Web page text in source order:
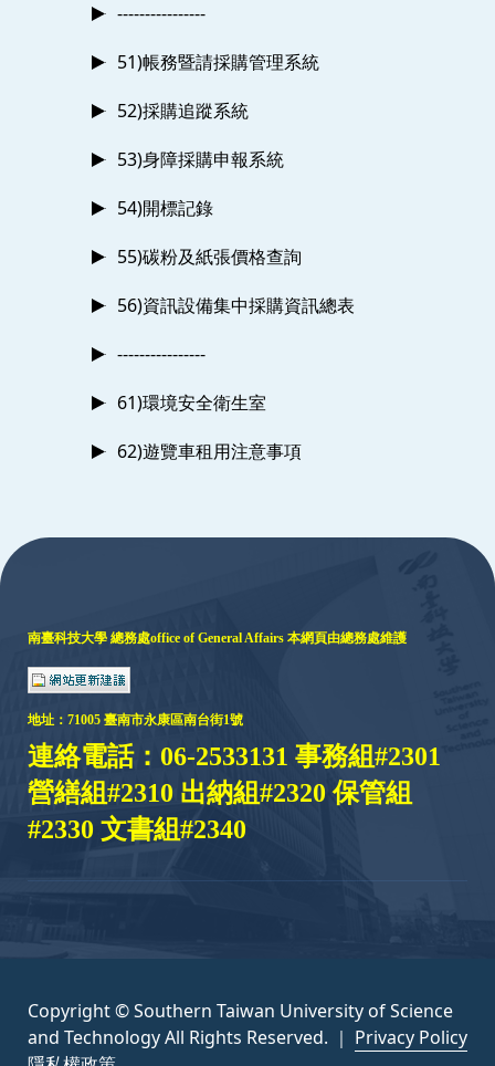
----------------
51)帳務暨請採購管理系統
52)採購追蹤系統
53)身障採購申報系統
54)開標記錄
55)碳粉及紙張價格查詢
56)資訊設備集中採購資訊總表
----------------
61)環境安全衛生室
62)遊覽車租用注意事項
南臺科技大學 總務處office of General Affairs 本網頁由總務處維護
地址： 71005 臺南市永康區南台街1號
連絡電話：06-2533131 事務組#2301
營繕組#2310 出納組#2320 保管組
#2330 文書組#2340
Copyright © Southern Taiwan University of Science
and Technology All Rights Reserved. ｜ Privacy Policy